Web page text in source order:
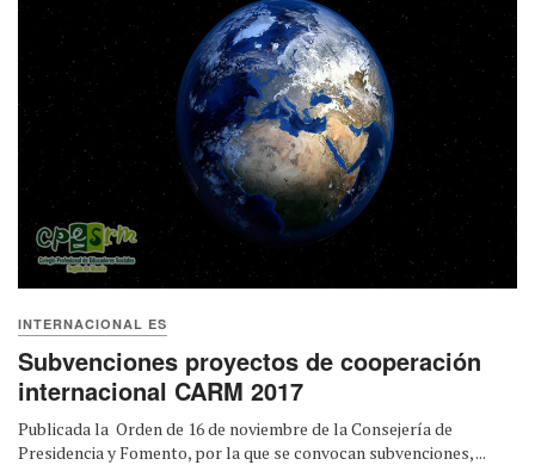
INTERNACIONAL ES
Subvenciones proyectos de cooperación
internacional CARM 2017
Publicada la Orden de 16 de noviembre de la Consejería de
Presidencia y Fomento, por la que se convocan subvenciones, ...